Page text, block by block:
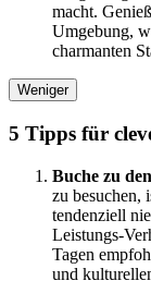
macht.
Umgebung,
charmanten
Weniger
5 Tipps für
Buche zu
zu besuchen,
tendenziell
Leistungs-
Tagen
und